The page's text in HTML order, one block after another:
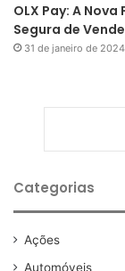
OLX Pay: A Nova
Segura de
31 de janeiro de 2024
Categorias
Ações
Automóveis